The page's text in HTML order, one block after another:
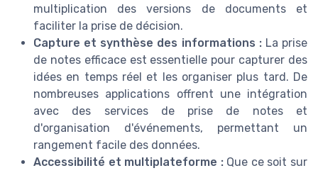
multiplication des versions de documents et
faciliter la prise de décision.
Capture et synthèse des informations :La prise
de notes efficace est essentielle pour capturer des
idées en temps réel et les organiser plus tard. De
nombreuses applications offrent une intégration
avec des services de prise de notes et
d'organisation d'événements, permettant un
rangement facile des données.
Accessibilité et multiplateforme :Que ce soit sur